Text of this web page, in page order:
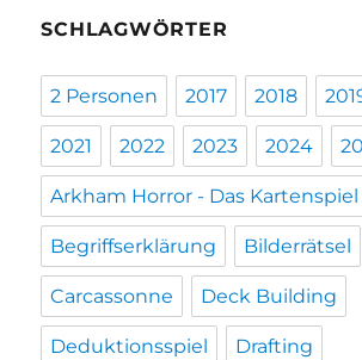
SCHLAGWÖRTER
2 Personen 2017 2018
2021 2022 2023 2024
Arkham Horror - Das Kartenspiel
Begriffserklärung Bilderrätsel
Carcassonne Deck Building
Deduktionsspiel Drafting